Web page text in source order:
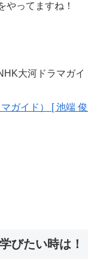
やってますね！
大河ドラマガ
ガイド） [ 池端
びたい時は！